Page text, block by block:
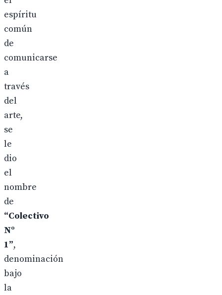
espíritu
común
de
comunicarse
a
través
del
arte,
se
le
dio
el
nombre
de
“Colectivo
Nº
1”,
denominación
bajo
la